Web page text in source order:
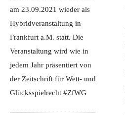
am 23.09.2021 wieder als
Hybridveranstaltung in
Frankfurt a.M. statt. Die
Veranstaltung wird wie in
jedem Jahr präsentiert von
der Zeitschrift für Wett- und
Glücksspielrecht #ZfWG